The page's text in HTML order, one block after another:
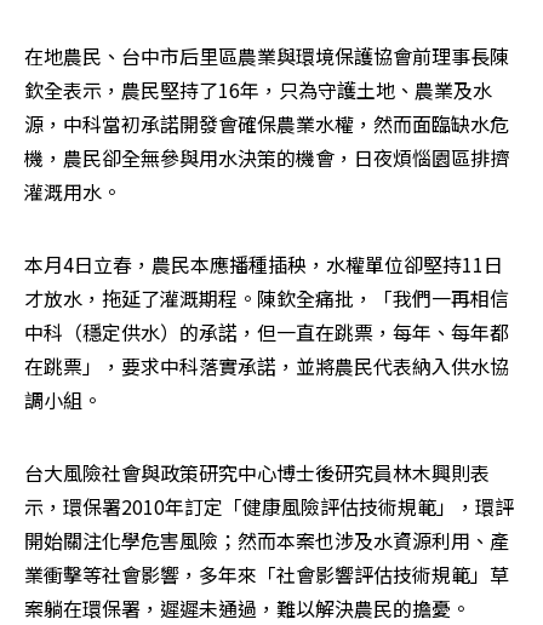
在地農民、台中市后里區農業與環境保護協會前理事長陳
欽全表示，農民堅持了16年，只為守護土地、農業及水
源，中科當初承諾開發會確保農業水權，然而面臨缺水危
機，農民卻全無參與用水決策的機會，日夜煩惱園區排擠
灌溉用水。
本月4日立春，農民本應播種插秧，水權單位卻堅持11日
才放水，拖延了灌溉期程。陳欽全痛批，「我們一再相信
中科（穩定供水）的承諾，但一直在跳票，每年、每年都
在跳票」，要求中科落實承諾，並將農民代表納入供水協
調小組。
台大風險社會與政策研究中心博士後研究員林木興則表
示，環保署2010年訂定「健康風險評估技術規範」，環評
開始關注化學危害風險；然而本案也涉及水資源利用、產
業衝擊等社會影響，多年來「社會影響評估技術規範」草
案躺在環保署，遲遲未通過，難以解決農民的擔憂。